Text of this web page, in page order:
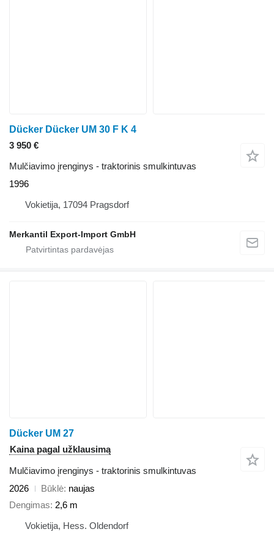
Dücker Dücker UM 30 F K 4
3 950 €
Mulčiavimo įrenginys - traktorinis smulkintuvas
1996
Vokietija, 17094 Pragsdorf
Merkantil Export-Import GmbH
Dücker UM 27
Kaina pagal užklausimą
Mulčiavimo įrenginys - traktorinis smulkintuvas
2026
Būklė naujas
Dengimas 2,6 m
Vokietija, Hess. Oldendorf